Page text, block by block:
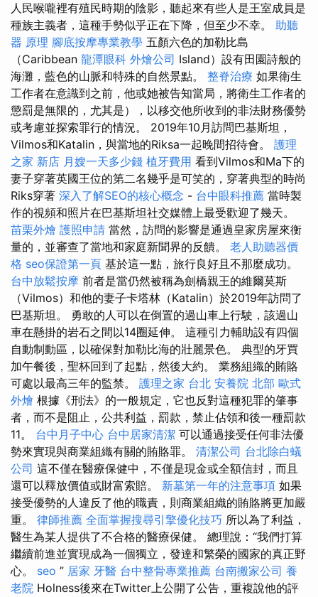
人民喉嚨裡有殖民時期的陰影，聽起來有些人是王室成員是
種族主義者，這種手勢似乎正在下降，但至少不幸。 助聽
器 原理 腳底按摩專業教學 五顏六色的加勒比島
（Caribbean 龍潭眼科 外燴公司 Island）設有田園詩般的
海灘，藍色的山脈和特殊的自然景點。 整脊治療 如果衛生
工作者在意識到之前，他或她被告知當局，將衛生工作者的
懲罰是無限的，尤其是），以移交他所收到的非法財務優勢
或考慮並探索罪行的情況。 2019年10月訪問巴基斯坦，
Vilmos和Katalin，與當地的Riksa一起晚間招待會。 護理
之家 新店 月嫂一天多少錢 植牙費用 看到Vilmos和Ma下的
妻子穿著英國王位的第二名幾乎是可笑的，穿著典型的時尚
Riks穿著 深入了解SEO的核心概念 - 台中眼科推薦 當時製
作的視頻和照片在巴基斯坦社交媒體上最受歡迎了幾天。
苗栗外燴 護照申請 當然，訪問的影響是通過皇家房屋來衡
量的，並審查了當地和家庭新聞界的反饋。 老人助聽器價
格 seo保證第一頁 基於這一點，旅行良好且不那麼成功。
台中放鬆按摩 前者是當仍然被稱為劍橋親王的維爾莫斯
（Vilmos）和他的妻子卡塔林（Katalin）於2019年訪問了
巴基斯坦。 勇敢的人可以在倒置的過山車上行駛，該過山
車在懸掛的岩石之間以14圈延伸。 這種引力輔助設有四個
自動制動區，以確保對加勒比海的壯麗景色。 典型的牙買
加午餐後，聖杯回到了起點，然後大約。 業務組織的賄賂
可處以最高三年的監禁。 護理之家 台北 安養院 北部 歐式
外燴 根據《刑法》的一般規定，它也反對這種犯罪的肇事
者，而不是阻止，公共利益，罰款，禁止佔領和後一種罰款
11。 台中月子中心 台中居家清潔 可以通過接受任何非法優
勢來實現與商業組織有關的賄賂罪。 清潔公司 台北除白蟻
公司 這不僅在醫療保健中，不僅是現金或全額信封，而且
還可以釋放價值或財富索賠。 新墓第一年的注意事項 如果
接受優勢的人違反了他的職責，則商業組織的賄賂將更加嚴
重。 律師推薦 全面掌握搜尋引擎優化技巧 所以為了利益，
醫生為某人提供了不合格的醫療保健。 總理說：“我們打算
繼續前進並實現成為一個獨立，發達和繁榮的國家的真正野
心。 seo ” 居家 牙醫 台中整骨專業推薦 台南搬家公司 養
老院 Holness後來在Twitter上公開了公告，重複說他的評